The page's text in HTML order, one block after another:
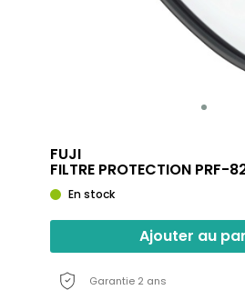
FUJI
FILTRE PROTECTION PRF-
En stock
Ajouter au
Garantie 2 ans